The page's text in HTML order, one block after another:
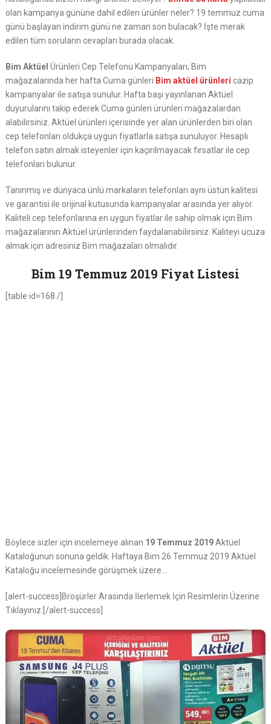
olan kampanya gününe dahil edilen ürünler neler? 19 temmuz cuma
günü başlayan indirim günü ne zaman son bulacak? İşte merak
edilen tüm soruların cevapları burada olacak.
Bim Aktüel Ürünleri Cep Telefonu Kampanyaları; Bim
mağazalarında her hafta Cuma günleri Bim aktüel ürünleri cazip
kampanyalar ile satışa sunulur. Hafta başı yayınlanan Aktüel
duyurularını takip ederek Cuma günleri ürünleri mağazalardan
alabilirsiniz. Aktüel ürünleri içerisinde yer alan ürünlerden biri olan
cep telefonları oldukça uygun fiyatlarla satışa sunuluyor. Hesaplı
telefon satın almak isteyenler için kaçırılmayacak fırsatlar ile cep
telefonları bulunur.
Tanınmış ve dünyaca ünlü markaların telefonları aynı üstün kalitesi
ve garantisi ile orijinal kutusunda kampanyalar arasında yer alıyor.
Kaliteli cep telefonlarına en uygun fiyatlar ile sahip olmak için Bim
mağazalarının Aktüel ürünlerinden faydalanabilirsiniz. Kaliteyi ucuza
almak için adresiniz Bim mağazaları olmalıdır.
Bim 19 Temmuz 2019 Fiyat Listesi
[table id=168 /]
Böylece sizler için incelemeye alınan 19 Temmuz 2019Aktüel
Kataloğunun sonuna geldik. Haftaya Bim 26 Temmuz 2019 Aktüel
Kataloğu incelemesinde görüşmek üzere…
[alert-success]Broşürler Arasında İlerlemek İçin Resimlerin Üzerine
Tıklayınız.[/alert-success]